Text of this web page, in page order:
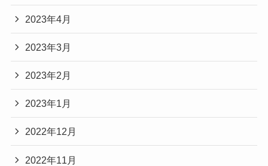
2023年4月
2023年3月
2023年2月
2023年1月
2022年12月
2022年11月